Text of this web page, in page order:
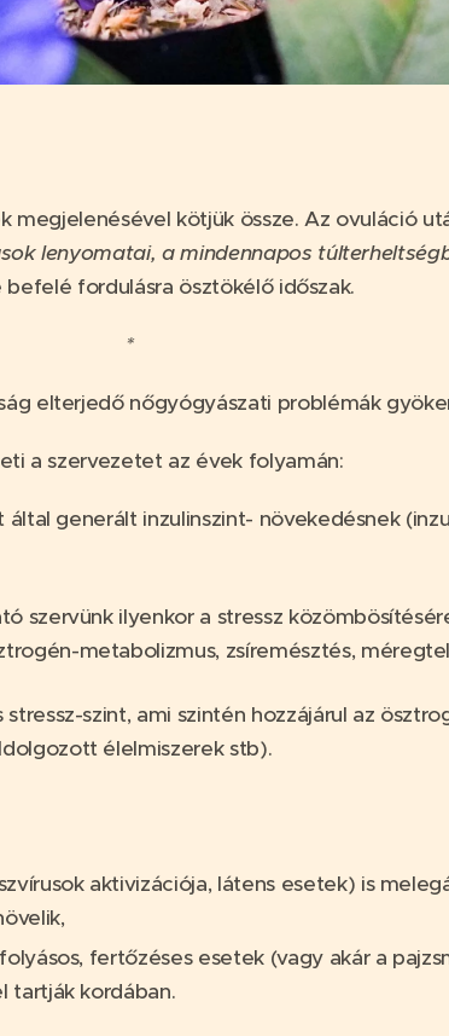
megjelenésével kötjük össze. Az ovuláció
lenyomatai, a mindennapos
fordulásra ösztökélő időszak.
*
elterjedő nőgyógyászati problémák
a szervezetet az évek folyamán:
generált inzulinszint- növekedésnek
szervünk ilyenkor a stressz
metabolizmus, zsíremésztés,
szint, ami szintén hozzájárul az
élelmiszerek stb).
aktivizációja, látens esetek) is
fertőzéses esetek (vagy akár a
tartják kordában.